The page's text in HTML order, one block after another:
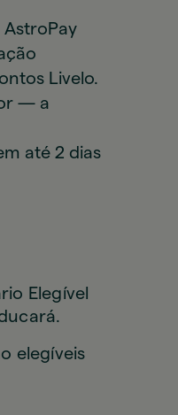
Livelo.
— a
até 2 dias
Elegível
elegíveis